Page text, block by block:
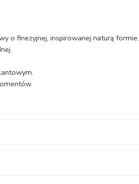
o finezyjnej, inspirowanej naturą formie.